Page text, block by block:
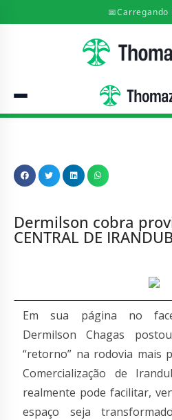
📅Carregando
Dermilson cobra
CENTRAL DE
Em sua página no
Dermilson Chagas
“retorno” na rodovia mais
Comercialização de
realmente pode facilitar,
espaço seja